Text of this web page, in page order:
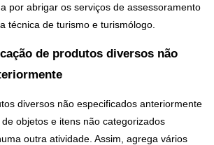
por abrigar os serviços de assessoramento
técnica de turismo e turismólogo.
de produtos diversos não
diversos não especificados anteriormente
objetos e itens não categorizados
outra atividade. Assim, agrega vários